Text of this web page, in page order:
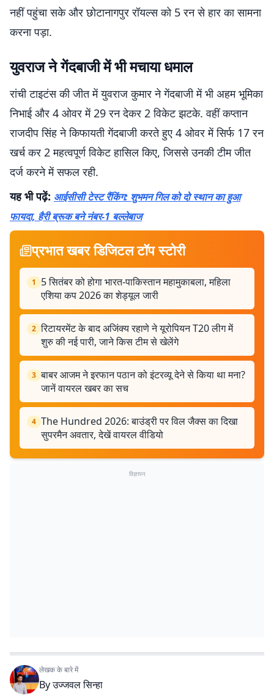
नहीं पहुंचा सके और छोटानागपुर रॉयल्स को 5 रन से हार का सामना
करना पड़ा.
युवराज ने गेंदबाजी में भी मचाया धमाल
रांची टाइटंस की जीत में युवराज कुमार ने गेंदबाजी में भी अहम भूमिका
निभाई और 4 ओवर में 29 रन देकर 2 विकेट झटके. वहीं कप्तान
राजदीप सिंह ने किफायती गेंदबाजी करते हुए 4 ओवर में सिर्फ 17 रन
खर्च कर 2 महत्वपूर्ण विकेट हासिल किए, जिससे उनकी टीम जीत
दर्ज करने में सफल रही.
यह भी पढ़ें: आईसीसी टेस्ट रैंकिंग: शुभमन गिल को दो स्थान का हुआ
फायदा, हैरी ब्रूक बने नंबर-1 बल्लेबाज
प्रभात खबर डिजिटल टॉप स्टोरी
1
5 सितंबर को होगा भारत-पाकिस्तान महामुकाबला, महिला
एशिया कप 2026 का शेड्यूल जारी
2 रिटायरमेंट के बाद अजिंक्य रहाणे ने यूरोपियन T20 लीग में
शुरु की नई पारी, जाने किस टीम से खेलेंगे
3 बाबर आजम ने इरफान पठान को इंटरव्यू देने से किया था मना?
जानें वायरल खबर का सच
4 The Hundred 2026: बाउंड्री पर विल जैक्स का दिखा
सुपरमैन अवतार, देखें वायरल वीडियो
विज्ञापन
लेखक के बारे में
Byउज्जवल सिन्हा